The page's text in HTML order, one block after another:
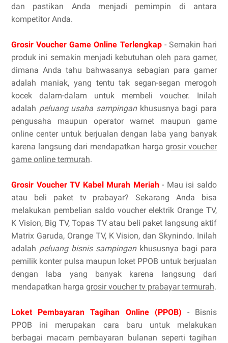
dan pastikan Anda menjadi pemimpin di antara
kompetitor Anda.
Grosir Voucher Game Online Terlengkap- Semakin hari
produk ini semakin menjadi kebutuhan oleh para gamer,
dimana Anda tahu bahwasanya sebagian para gamer
adalah maniak, yang tentu tak segan-segan merogoh
kocek dalam-dalam untuk membeli voucher. Inilah
adalah peluang usaha sampingankhususnya bagi para
pengusaha maupun operator warnet maupun game
online center untuk berjualan dengan laba yang banyak
karena langsung dari mendapatkan hargagrosir voucher
game online termurah.
Grosir Voucher TV Kabel Murah Meriah- Mau isi saldo
atau beli paket tv prabayar? Sekarang Anda bisa
melakukan pembelian saldo voucher elektrik Orange TV,
K Vision, Big TV, Topas TV atau beli paket langsung aktif
Matrix Garuda, Orange TV, K Vision, dan Skynindo. Inilah
adalah peluang bisnis sampingankhususnya bagi para
pemilik konter pulsa maupun loket PPOB untuk berjualan
dengan laba yang banyak karena langsung dari
mendapatkan harga grosir voucher tv prabayar termurah.
Loket Pembayaran Tagihan Online (PPOB) - Bisnis
PPOB ini merupakan cara baru untuk melakukan
berbagai macam pembayaran bulanan seperti tagihan